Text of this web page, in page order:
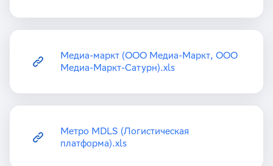
Медиа-маркт (ООО Медиа-Маркт, ООО
Медиа-Маркт-Сатурн).xls
Метро MDLS (Логистическая
платформа).xls